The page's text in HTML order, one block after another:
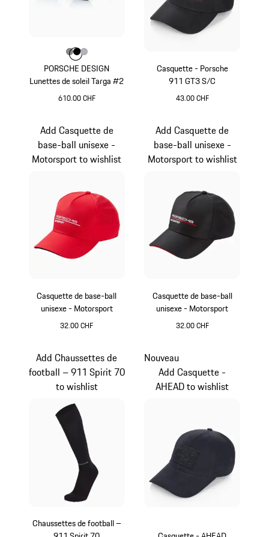
PORSCHE DESIGN
Lunettes de soleil Targa #2
610.00 CHF
Couleur
Couleur
Couleur
Couleur
Casquette - Porsche
911 GT3 S/C
43.00 CHF
Casquette de base-ball
unisexe - Motorsport
32.00 CHF
Add Casquette de
base-ball unisexe -
Motorsport to wishlist
Casquette de base-ball
unisexe - Motorsport
32.00 CHF
Add Casquette de
base-ball unisexe -
Motorsport to wishlist
Chaussettes de football –
Add Chaussettes de
football – 911 Spirit 70
to wishlist
Nouveau
Add Casquette -
AHEAD to wishlist